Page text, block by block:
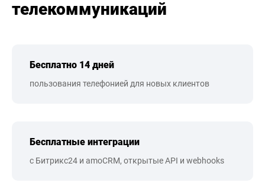
телекоммуникаций
Бесплатно 14 дней
пользования телефонией для новых клиентов
Бесплатные интеграции
с Битрикс24 и amoCRM, открытые API и webhooks